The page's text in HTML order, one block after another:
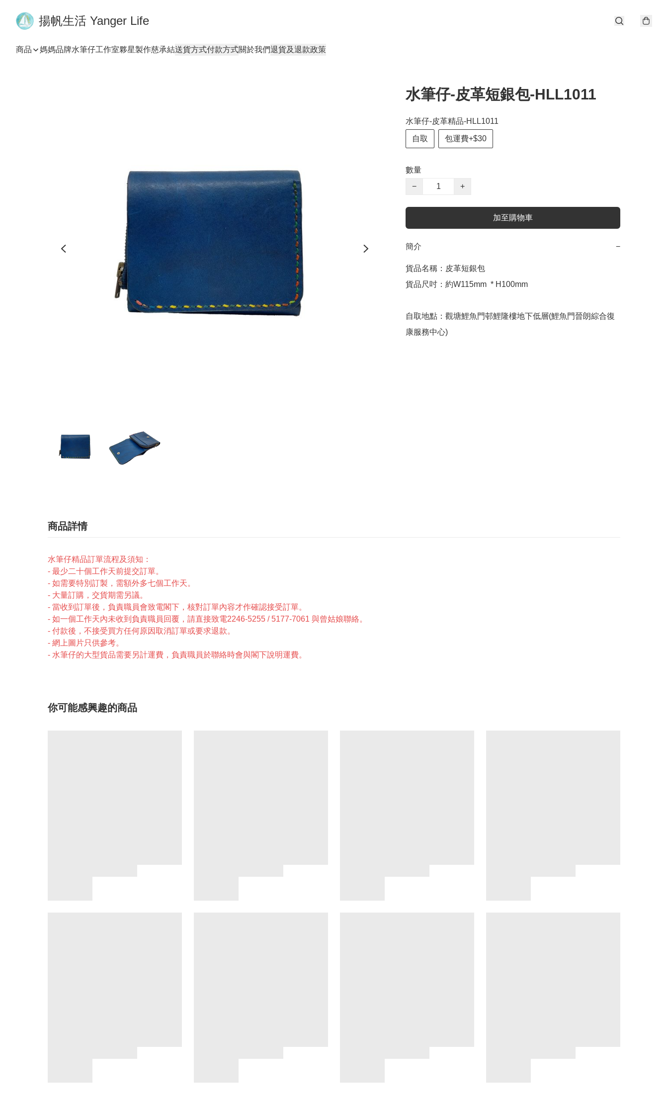
揚帆生活 Yanger Life
商品 媽媽品牌水筆仔工作室夥星製作慈承結送貨方式付款方式關於我們退貨及退款政策
水筆仔-皮革短銀包-HLL1011
水筆仔-皮革精品-HLL1011
自取 包運費+$30
數量
−
+
加至購物車
簡介 −
貨品名稱：皮革短銀包
貨品尺吋：約W115mm  * H100mm
自取地點：觀塘鯉魚門邨鯉隆樓地下低層(鯉魚門晉朗綜合復
康服務中心)
商品詳情
水筆仔精品訂單流程及須知：
- 最少二十個工作天前提交訂單。
- 如需要特別訂製，需額外多七個工作天。
- 大量訂購，交貨期需另議。
- 當收到訂單後，負責職員會致電閣下，核對訂單內容才作確認接受訂單。
- 如一個工作天內未收到負責職員回覆，請直接致電2246-5255 / 5177-7061 與曾姑娘聯絡。
- 付款後，不接受買方任何原因取消訂單或要求退款。
- 網上圖片只供參考。
- 水筆仔的大型貨品需要另計運費，負責職員於聯絡時會與閣下說明運費。
你可能感興趣的商品